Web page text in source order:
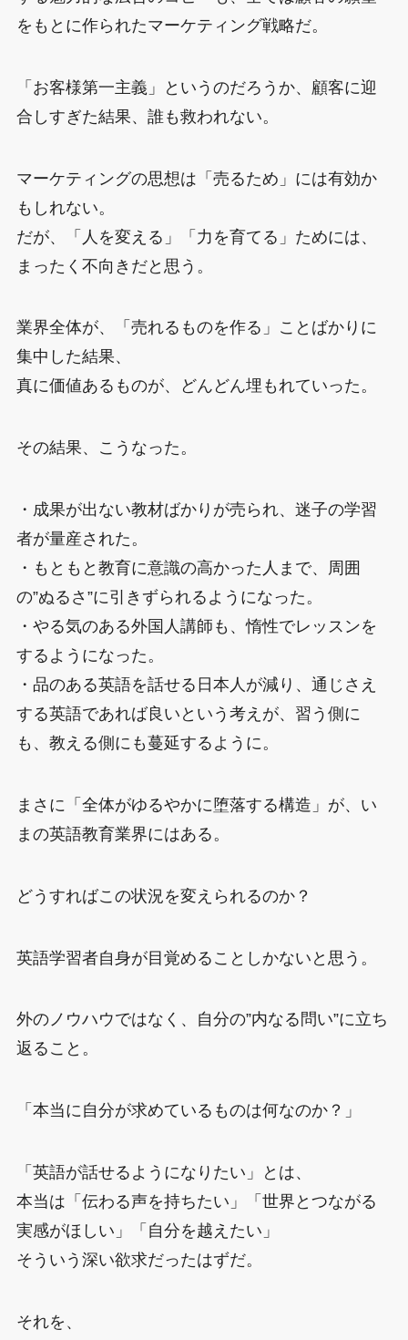
をもとに作られたマーケティング戦略だ。
「お客様第一主義」というのだろうか、顧客に迎
合しすぎた結果、誰も救われない。
マーケティングの思想は「売るため」には有効か
もしれない。
だが、「人を変える」「力を育てる」ためには、
まったく不向きだと思う。
業界全体が、「売れるものを作る」ことばかりに
集中した結果、
真に価値あるものが、どんどん埋もれていった。
その結果、こうなった。
・成果が出ない教材ばかりが売られ、迷子の学習
者が量産された。
・もともと教育に意識の高かった人まで、周囲
の”ぬるさ”に引きずられるようになった。
・やる気のある外国人講師も、惰性でレッスンを
するようになった。
・品のある英語を話せる日本人が減り、通じさえ
する英語であれば良いという考えが、習う側に
も、教える側にも蔓延するように。
まさに「全体がゆるやかに堕落する構造」が、い
まの英語教育業界にはある。
どうすればこの状況を変えられるのか？
英語学習者自身が目覚めることしかないと思う。
外のノウハウではなく、自分の”内なる問い”に立ち
返ること。
「本当に自分が求めているものは何なのか？」
「英語が話せるようになりたい」とは、
本当は「伝わる声を持ちたい」「世界とつながる
実感がほしい」「自分を越えたい」
そういう深い欲求だったはずだ。
それを、